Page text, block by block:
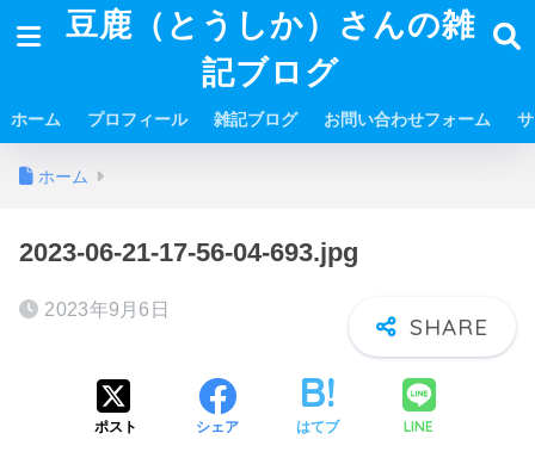
豆鹿（とうしか）さんの雑
記ブログ
ホーム プロフィール 雑記ブログ お問い合わせフォーム
ホーム
2023-06-21-17-56-04-693.jpg
2023年9月6日
ポスト シェア はてブ LINE